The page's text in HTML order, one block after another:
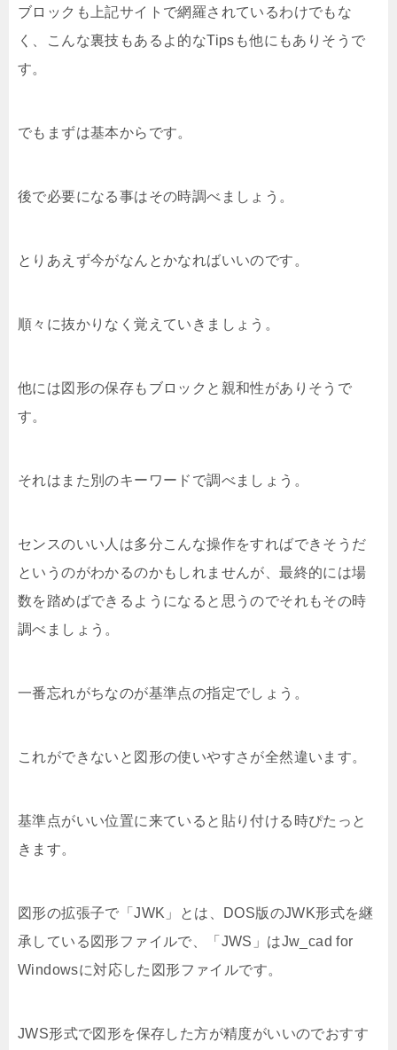
ブロックも上記サイトで網羅されているわけでもな
く、こんな裏技もあるよ的なTipsも他にもありそうで
す。
でもまずは基本からです。
後で必要になる事はその時調べましょう。
とりあえず今がなんとかなればいいのです。
順々に抜かりなく覚えていきましょう。
他には図形の保存もブロックと親和性がありそうで
す。
それはまた別のキーワードで調べましょう。
センスのいい人は多分こんな操作をすればできそうだ
というのがわかるのかもしれませんが、最終的には場
数を踏めばできるようになると思うのでそれもその時
調べましょう。
一番忘れがちなのが基準点の指定でしょう。
これができないと図形の使いやすさが全然違います。
基準点がいい位置に来ていると貼り付ける時ぴたっと
きます。
図形の拡張子で「JWK」とは、DOS版のJWK形式を継
承している図形ファイルで、「JWS」はJw_cad for
Windowsに対応した図形ファイルです。
JWS形式で図形を保存した方が精度がいいのでおすす